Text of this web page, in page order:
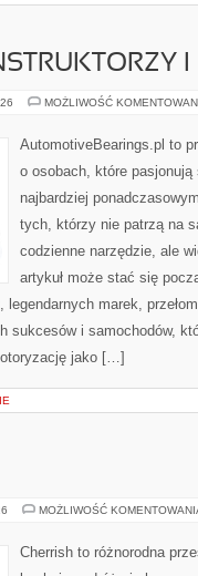
MOŻLIWOŚĆ
AutomotiveBearings.pl to
o osobach, które
najbardziej
tych, którzy nie patrzą na
codzienne narzędzie, ale
artykuł może stać się
marek,
sukcesów i samochodów,
jako […]
MOŻLIWOŚĆ
Cherrish to różnorodna